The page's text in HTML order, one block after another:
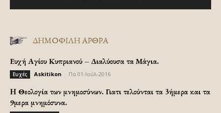
ΔΗΜΟΦΙΛΗ ΑΡΘΡΑ
Ευχή Αγίου Κυπριανού – Διαλύουσα τα Μάγια.
Ευχές Askitikon Πα 01-Ιούλ-2016
H Θεολογία των μνημοσύνων. Γιατι τελούνται τα 3ήμερα και τα
9μερα μνημόσυνα.